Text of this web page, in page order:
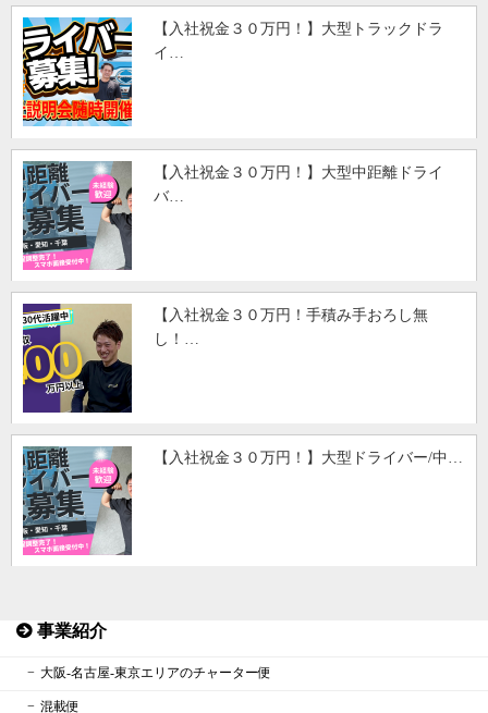
【入社祝金３０万円！】大型トラックドラ
イ…
【入社祝金３０万円！】大型中距離ドライ
バ…
【入社祝金３０万円！手積み手おろし無
し！…
【入社祝金３０万円！】大型ドライバー/中…
事業紹介
大阪‐名古屋‐東京エリアのチャーター便
混載便